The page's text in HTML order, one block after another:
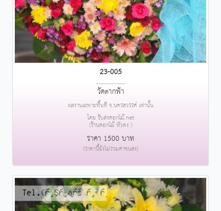
23-005
....................
วัดตากฟ้า
ผลงานเฉพาะพื้นที่ จ.นครสวรรค์ เท่านั้น
โดย รับส่งดอกไม้.net
(ร้านดอกไม้ หัวดง )
ราคา 1500 บาท
(ราคานี้ยังไม่รวมค่าขนส่ง)